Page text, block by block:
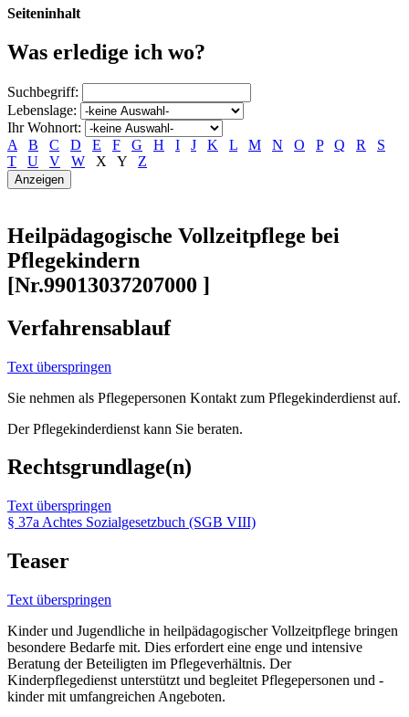
Seiteninhalt
Was erledige ich wo?
Suchbegriff:
Lebenslage:
Ihr Wohnort:
A
B C D E F G H I J K L M N O P Q R
S
T
U V W X Y Z
Heilpädagogische Vollzeitpflege bei
Pflegekindern
[Nr.99013037207000 ]
Verfahrensablauf
Text überspringen
Sie nehmen als Pflegepersonen Kontakt zum Pflegekinderdienst auf.
Der Pflegekinderdienst kann Sie beraten.
Rechtsgrundlage(n)
Text überspringen
§ 37a Achtes Sozialgesetzbuch (SGB VIII)
Teaser
Text überspringen
Kinder und Jugendliche in heilpädagogischer Vollzeitpflege bringen
besondere Bedarfe mit. Dies erfordert eine enge und intensive
Beratung der Beteiligten im Pflegeverhältnis. Der
Kinderpflegedienst unterstützt und begleitet Pflegepersonen und -
kinder mit umfangreichen Angeboten.